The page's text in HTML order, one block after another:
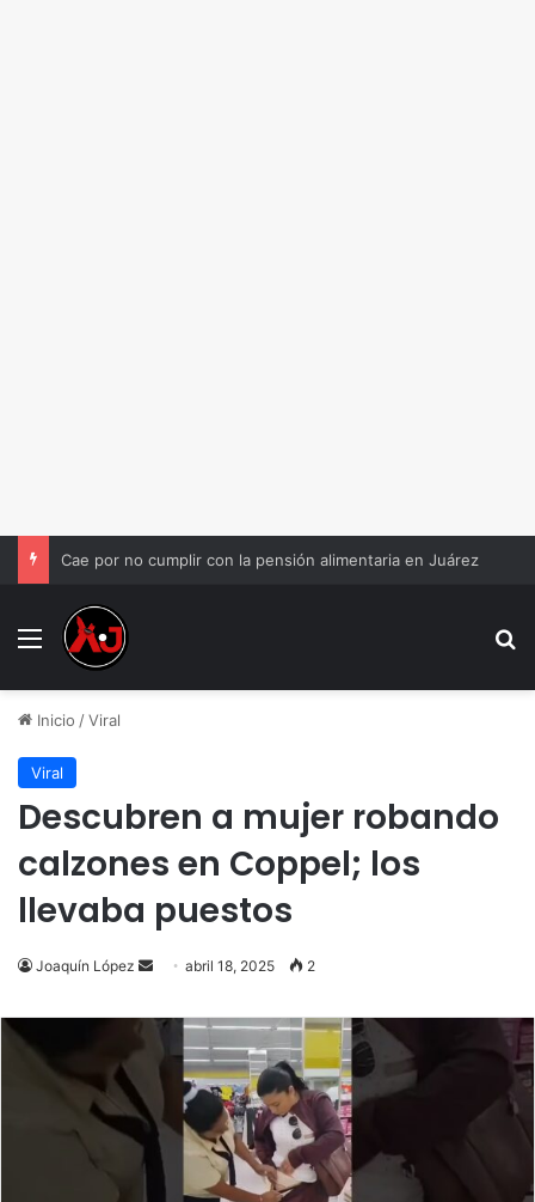
Cae por no cumplir con la pensión alimentaria en Juárez
Menu
Inicio /Viral
Viral
Descubren a mujer robando
calzones en Coppel; los
llevaba puestos
Joaquín López
Send
email
abril 18, 2025 2